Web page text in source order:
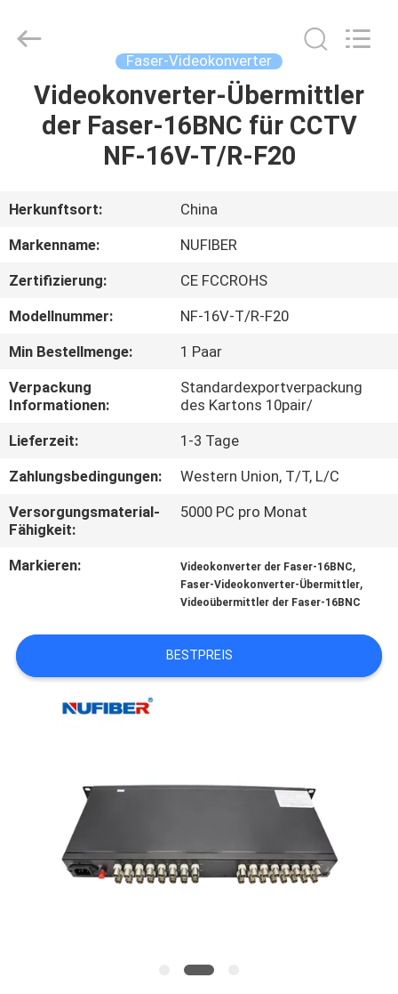
HAUS
PRODUKTE
ÜBER
UNS
FABRIK-
AUSFLUG
QUALITÄTSKONTROLLE
TRETEN
SIE
MIT
UNS
IN
NACHRICHTEN
FORDERN
SITEMAP
Co.,Ltd.
Faser-Videokonverter
Videokonverter-Übermittler
der Faser-16BNC für CCTV
NF-16V-T/R-F20
Herkunftsort:
China
Markenname:
NUFIBER
Zertifizierung:
CE FCCROHS
Modellnummer:
NF-16V-T/R-F20
Min Bestellmenge:
1 Paar
Verpackung
Informationen:
Standardexportverpackung
des Kartons 10pair/
Lieferzeit:
1-3 Tage
Zahlungsbedingungen:
Western Union, T/T, L/C
Versorgungsmaterial-
Fähigkeit:
5000 PC pro Monat
Markieren: Videokonverter der Faser-16BNC,
Faser-Videokonverter-Übermittler,
Videoübermittler der Faser-16BNC
BESTPREIS